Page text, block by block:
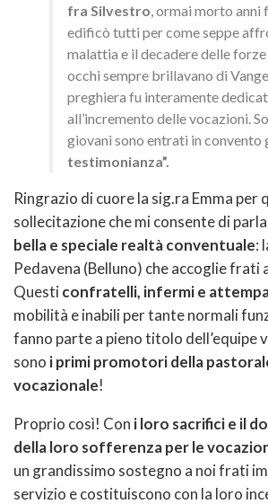
fra Silvestro, ormai morto anni
edificò tutti per come seppe
malattia e il decadere delle
occhi sempre brillavano di
preghiera fu interamente
all’incremento delle vocazioni.
giovani sono entrati in convento
testimonianza”.
Ringrazio di cuore la sig.ra Emma per
sollecitazione che mi consente di
bella e speciale realtà conventuale:
Pedavena (Belluno) che accoglie frati
Questiconfratelli, infermi e
mobilità e inabili per tante normali
fanno parte a pieno titolo dell’equipe
sono i primi promotori della
vocazionale!
Proprio così! Con i loro sacrifici e il
della loro sofferenza per le
un grandissimo sostegno a noi frati
servizio e costituiscono con la loro